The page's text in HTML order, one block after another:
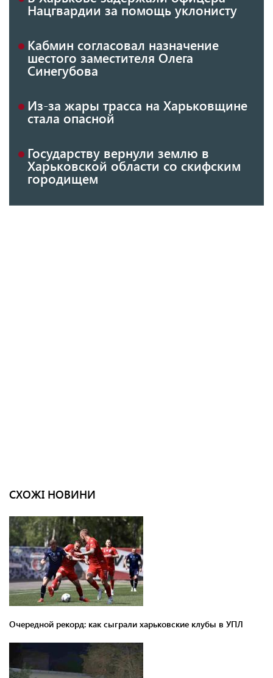
Нацгвардии за помощь уклонисту
Кабмин согласовал назначение
шестого заместителя Олега
Синегубова
Из-за жары трасса на Харьковщине
стала опасной
Государству вернули землю в
Харьковской области со скифским
городищем
СХОЖІ НОВИНИ
Очередной рекорд: как сыграли харьковские клубы в УПЛ